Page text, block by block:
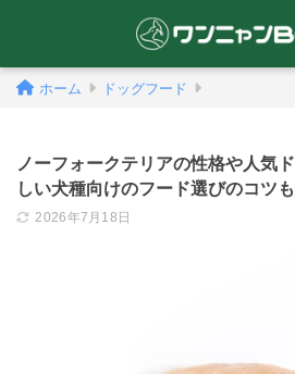
ホーム ドッグフード
ノーフォークテリアの性格や人気
しい犬種向けのフード選びのコツ
2026年7月18日